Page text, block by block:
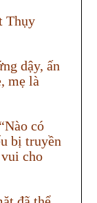
Thụy
dậy, ấn
mẹ là
có
bị truyền
cho